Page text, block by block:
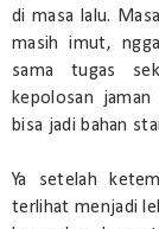
di masa lalu.
masih imut,
sama tugas
kepolosan
bisa jadi bahan
Ya setelah
terlihat menjadi